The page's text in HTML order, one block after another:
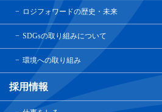
ロジフォワードの歴史・未来
SDGsの取り組みについて
環境への取り組み
採用情報